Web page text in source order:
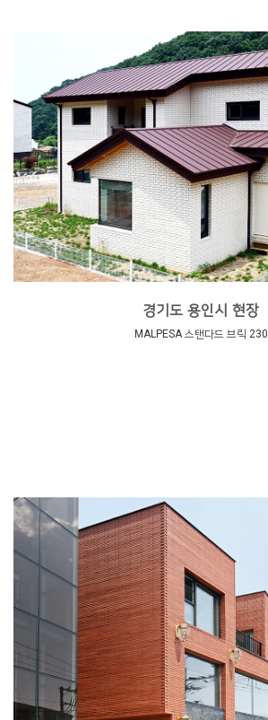
경기도 용인시 현장
MALPESA 스탠다드 브릭 230